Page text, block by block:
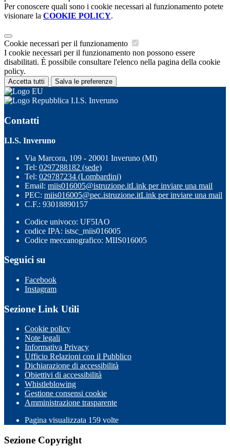
Per conoscere quali sono i cookie necessari al funzionamento potete
visionare la COOKIE POLICY.
Cookie necessari per il funzionamento
I cookie necessari per il funzionamento non possono essere
disabilitati. È possibile consultare l'elenco nella pagina della cookie
policy.
Accetta tutti Salva le preferenze
I.I.S. Inveruno
Contatti
I.I.S. Inveruno
Via Marcora, 109 - 20001 Inveruno (MI)
Tel: 0297288182 (sede)
Tel: 029787234 (Lombardini)
Email: miis016005@istruzione.itLink per inviare una mail
PEC: miis016005@pec.istruzione.itLink per inviare una mail
C.F.: 93018890157
Codice univoco: UF5IAO
codice IPA: istsc_miis016005
Codice meccanografico: MIIS016005
Seguici su
Facebook
Instagram
Sezione Link Utili
Cookie policy
Note legali
Informativa Privacy
Ufficio Relazioni con il Pubblico
Dichiarazione di accessibilità
Obiettivi di accessibilità
Whistleblowing
Gestione consensi cookie
Amministrazione trasparente
Pagina visualizzata 159 volte
Sezione Copyright